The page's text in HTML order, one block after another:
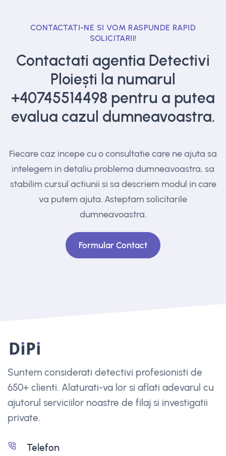
CONTACTATI-NE SI VOM RASPUNDE RAPID
SOLICITARII!
Contactati agentia Detectivi
Ploiești la numarul
+40745514498 pentru a putea
evalua cazul dumneavoastra.
Fiecare caz incepe cu o consultatie care ne ajuta sa
intelegem in detaliu problema dumneavoastra, sa
stabilim cursul actiunii si sa descriem modul in care
va putem ajuta. Asteptam solicitarile
dumneavoastra.
Formular Contact
Suntem considerati detectivi profesionisti de
650+ clienti. Alaturati-va lor si aflati adevarul cu
ajutorul serviciilor noastre de filaj si investigatii
private.
Telefon